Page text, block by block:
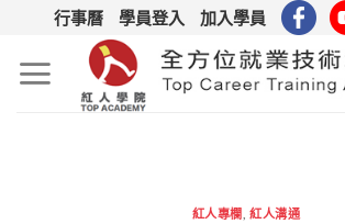
content
行事曆 學員登入 加入學員
紅人專欄 ,紅人溝通